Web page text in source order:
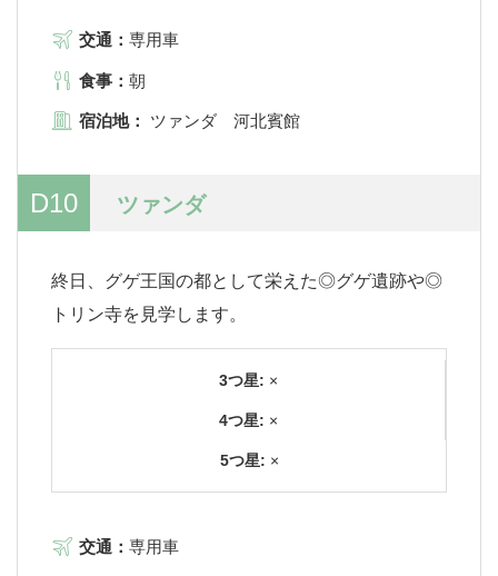
交通： 専用車
食事： 朝
宿泊地： ツァンダ 河北賓館
D10 ツァンダ
終日、グゲ王国の都として栄えた◎グゲ遺跡や◎
トリン寺を見学します。
3つ星: ×
4つ星: ×
5つ星: ×
交通： 専用車